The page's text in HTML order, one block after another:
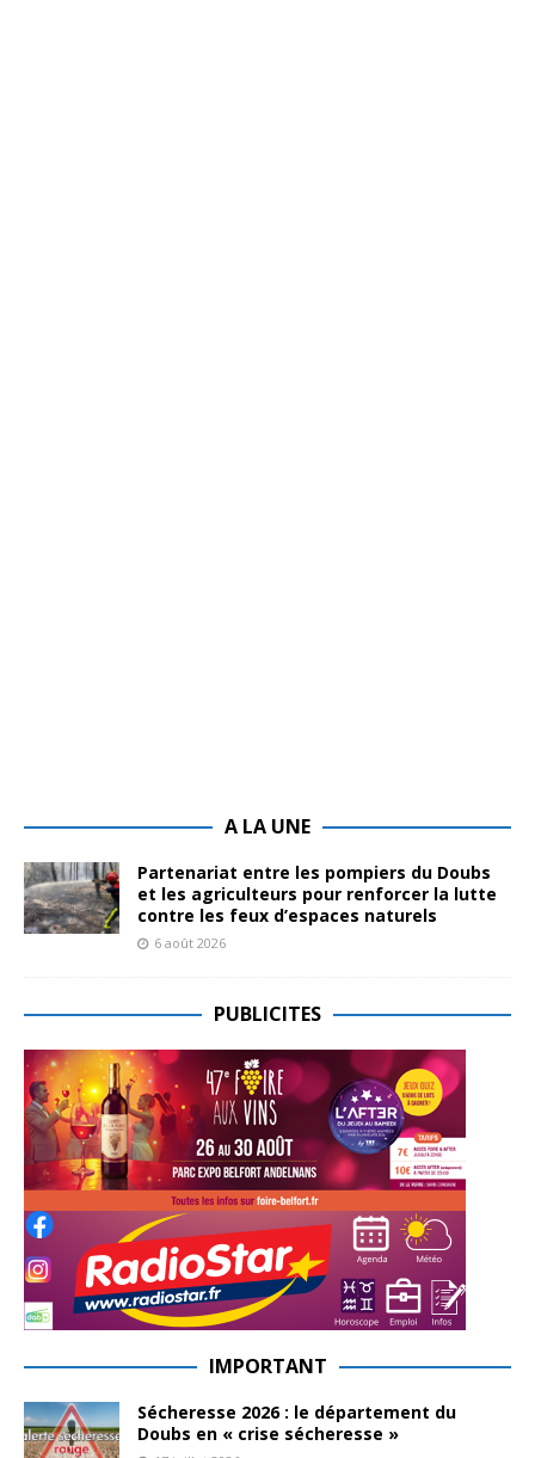
A LA UNE
Partenariat entre les pompiers du Doubs
et les agriculteurs pour renforcer la lutte
contre les feux d’espaces naturels
6 août 2026
PUBLICITES
IMPORTANT
Sécheresse 2026 : le département du
Doubs en « crise sécheresse »